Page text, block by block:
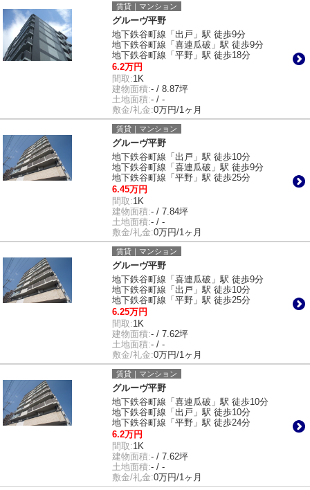
賃貸｜マンション
グルーヴ平野
地下鉄谷町線「出戸」駅 徒歩9分
地下鉄谷町線「喜連瓜破」駅 徒歩9分
地下鉄谷町線「平野」駅 徒歩18分
6.2万円
間取:1K
建物面積:- / 8.87坪
土地面積:- / -
敷金/礼金:0万円/1ヶ月
賃貸｜マンション
グルーヴ平野
地下鉄谷町線「出戸」駅 徒歩10分
地下鉄谷町線「喜連瓜破」駅 徒歩9分
地下鉄谷町線「平野」駅 徒歩25分
6.45万円
間取:1K
建物面積:- / 7.84坪
土地面積:- / -
敷金/礼金:0万円/1ヶ月
賃貸｜マンション
グルーヴ平野
地下鉄谷町線「喜連瓜破」駅 徒歩9分
地下鉄谷町線「出戸」駅 徒歩10分
地下鉄谷町線「平野」駅 徒歩25分
6.25万円
間取:1K
建物面積:- / 7.62坪
土地面積:- / -
敷金/礼金:0万円/1ヶ月
賃貸｜マンション
グルーヴ平野
地下鉄谷町線「喜連瓜破」駅 徒歩10分
地下鉄谷町線「出戸」駅 徒歩10分
地下鉄谷町線「平野」駅 徒歩24分
6.2万円
間取:1K
建物面積:- / 7.62坪
土地面積:- / -
敷金/礼金:0万円/1ヶ月